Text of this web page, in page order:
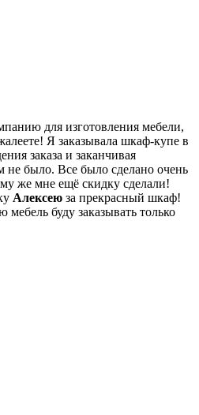
для изготовления мебели,
Я заказывала шкаф-купе в
заказа и заканчивая
было. Все было сделано очень
же мне ещё скидку сделали!
Алексею за прекрасный шкаф!
буду заказывать только